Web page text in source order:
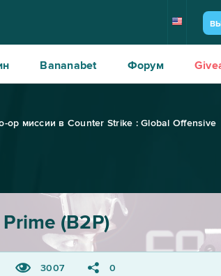
Bananabet Форум
op миссии в Counter Strike : Global Offensive
Prime (B2P)
3007 0